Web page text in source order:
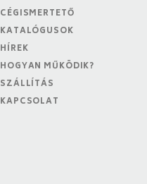
CÉGISMERTETŐ
KATALÓGUSOK
HÍREK
HOGYAN MŰKÖDIK?
SZÁLLÍTÁS
KAPCSOLAT